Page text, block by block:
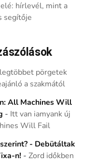
hírlevél, mint a
segítője
pörgetek
a szakmától
All Machines Will
- Itt van iamyank új
Will Fail
- Debütáltak
n! -Zord időkben